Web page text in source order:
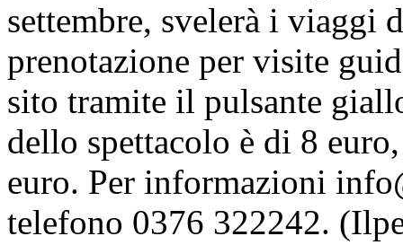
settembre, svelerà i viaggi
prenotazione per visite
sito tramite il pulsante
dello spettacolo è di 8
euro. Per informazioni
telefono 0376 322242.